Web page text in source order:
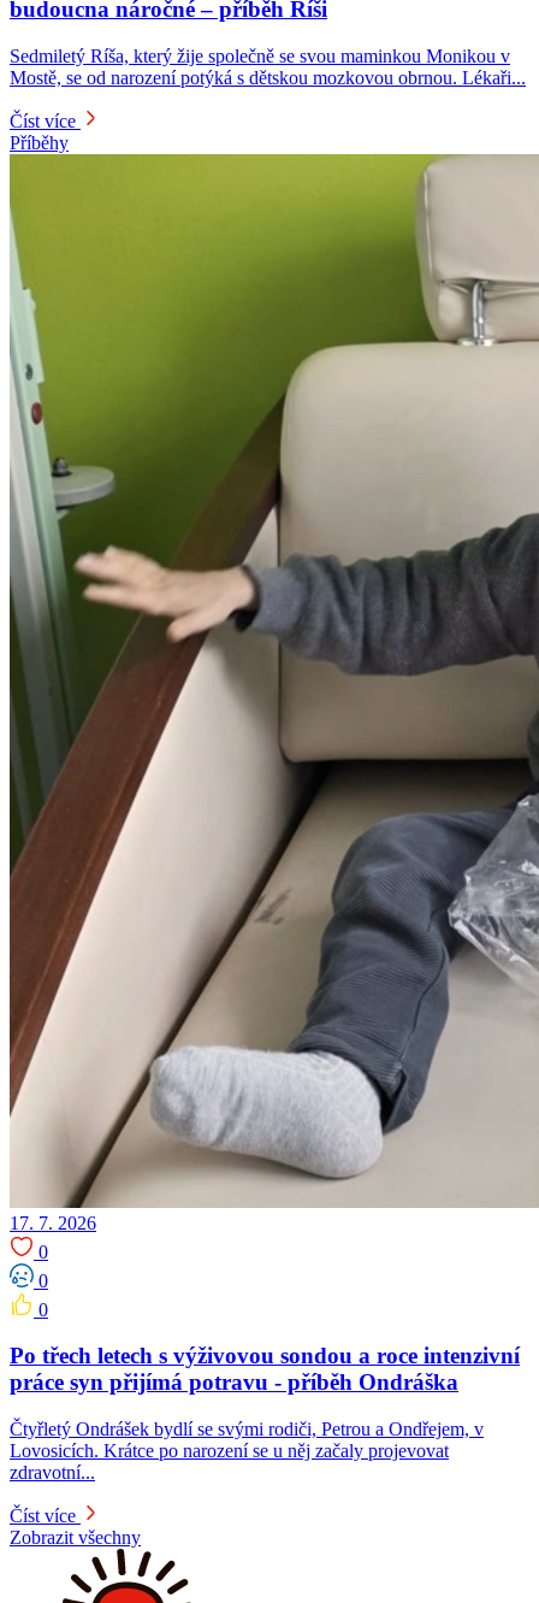
budoucna náročné – příběh Ríši
Sedmiletý Ríša, který žije společně se svou maminkou Monikou v
Mostě, se od narození potýká s dětskou mozkovou obrnou. Lékaři...
Číst více
Příběhy
17. 7. 2026
0
0
0
Po třech letech s výživovou sondou a roce intenzivní
práce syn přijímá potravu -⁠⁠⁠⁠⁠⁠ příběh Ondráška
Čtyřletý Ondrášek bydlí se svými rodiči, Petrou a Ondřejem, v
Lovosicích. Krátce po narození se u něj začaly projevovat
zdravotní...
Číst více
Zobrazit všechny